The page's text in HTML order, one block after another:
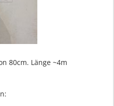
80cm. Länge ~4m